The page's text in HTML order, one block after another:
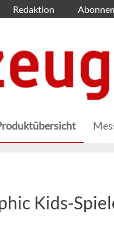
Redaktion
Kids-